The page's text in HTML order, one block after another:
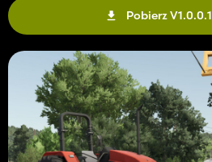
Pobierz V1.0.0.1